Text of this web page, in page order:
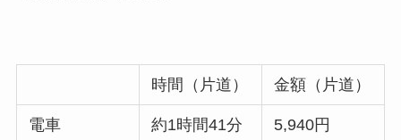
時間（片道） 金額（片道）
電車
約1時間41分
5,940円